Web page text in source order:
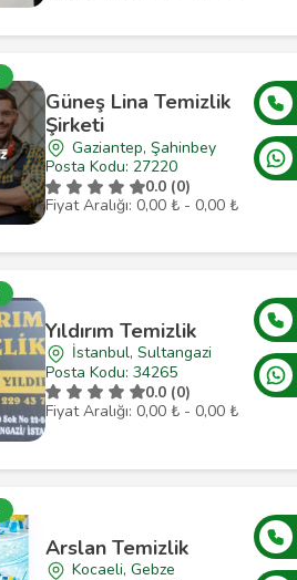
Güneş Lina Temizlik
Şirketi
Gaziantep, Şahinbey
Posta Kodu: 27220
0.0 (0)
Fiyat Aralığı: 0,00 ₺ - 0,00 ₺
Yıldırım Temizlik
İstanbul, Sultangazi
Posta Kodu: 34265
0.0 (0)
Fiyat Aralığı: 0,00 ₺ - 0,00 ₺
Arslan Temizlik
Kocaeli, Gebze